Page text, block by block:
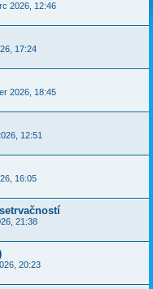
2026, 12:46
17:24
2026, 18:45
12:51
16:05
21:38
20:23